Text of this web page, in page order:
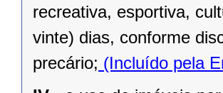
recreativa, esportiva,
vinte) dias, conforme
precário; (Incluído pela